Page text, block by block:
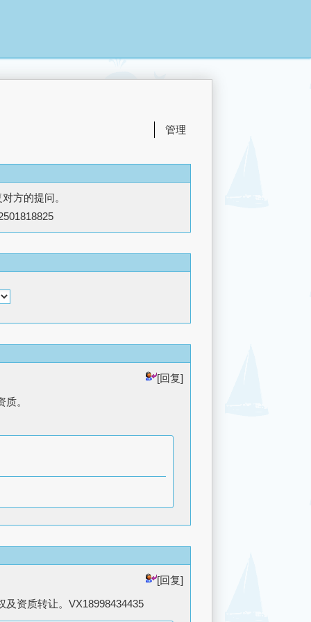
管理
方的提问。
[回复]
。
[回复]
资质转让。VX18998434435